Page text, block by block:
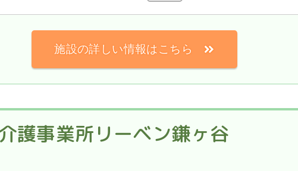
施設の詳しい情報はこちら
護事業所リーベン鎌ヶ谷